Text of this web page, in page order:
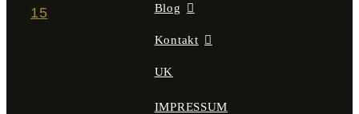
15
Blog
Kontakt
UK
IMPRESSUM